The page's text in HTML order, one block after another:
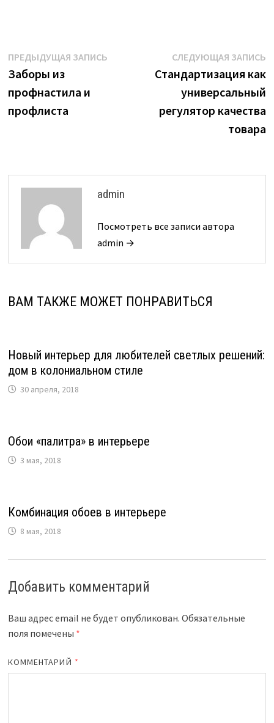
Навигация
по
записям
ПРЕДЫДУЩАЯ ЗАПИСЬПредыдущая
Заборы из
профнастила и
профлиста
СЛЕДУЮЩАЯ ЗАПИСЬ
Стандартизация как
универсальный
регулятор качества
товара
admin
Посмотреть все записи автора
admin →
ВАМ ТАКЖЕ МОЖЕТ ПОНРАВИТЬСЯ
Новый интерьер для любителей светлых решений:
дом в колониальном стиле
30 апреля, 2018
Обои «палитра» в интерьере
3 мая, 2018
Комбинация обоев в интерьере
8 мая, 2018
Добавить комментарий
Ваш адрес email не будет опубликован. Обязательные
поля помечены *
КОММЕНТАРИЙ *